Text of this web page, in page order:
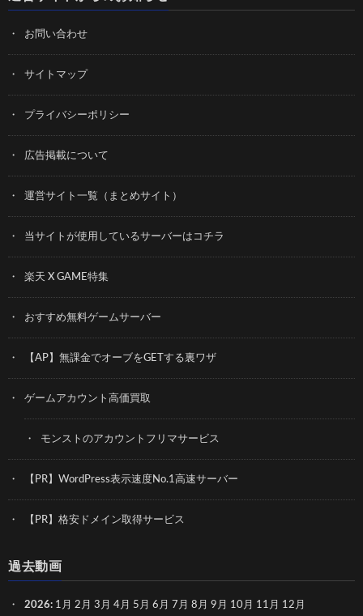
お問い合わせ
サイトマップ
プライバシーポリシー
広告掲載について
運営サイト一覧（まとめサイト）
当サイトが使用しているサーバーはコチラ
楽天 X GAME特集
おすすめ無料ゲームサーバー
【AP】無課金でオーブをGETする裏ワザ
ゲームアカウント高価買取
モンストのアカウントフリマサービス
【PR】WordPress表示速度No.1高速サーバー
【PR】格安ドメイン取得サービス
過去動画
2026: 1月 2月 3月 4月 5月 6月 7月 8月 9月 10月 11月 12月